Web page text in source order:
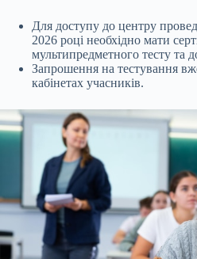
Для доступу до центру
2026 році необхідно мати
мультипредметного тесту та
Запрошення на тестування
кабінетах учасників.